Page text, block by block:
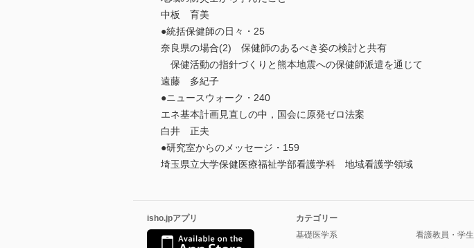
中板 育美
●統括保健師の日々・25
奈良県の場合(2) 保健師のあるべき姿の検討と共有
保健活動の指針づくりと熊本地震への保健師派遣を通じて
遠藤 多紀子
●ニュースウォーク・240
エネ基本計画見直しの中，国会に原発ゼロ法案
白井 正夫
●研究室からのメッセージ・159
埼玉県立大学保健医療福祉学部看護学科 地域看護学領域
isho.jpアプリ
カテゴリー
基礎医学系
看護教員・学生